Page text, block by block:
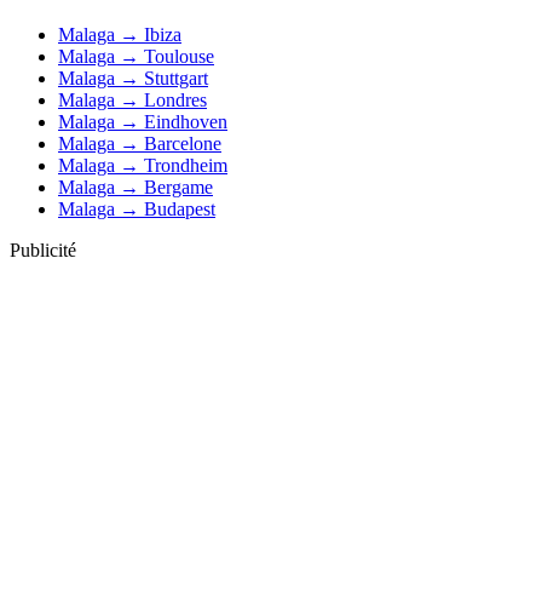
Malaga → Ibiza
Malaga → Toulouse
Malaga → Stuttgart
Malaga → Londres
Malaga → Eindhoven
Malaga → Barcelone
Malaga → Trondheim
Malaga → Bergame
Malaga → Budapest
Publicité